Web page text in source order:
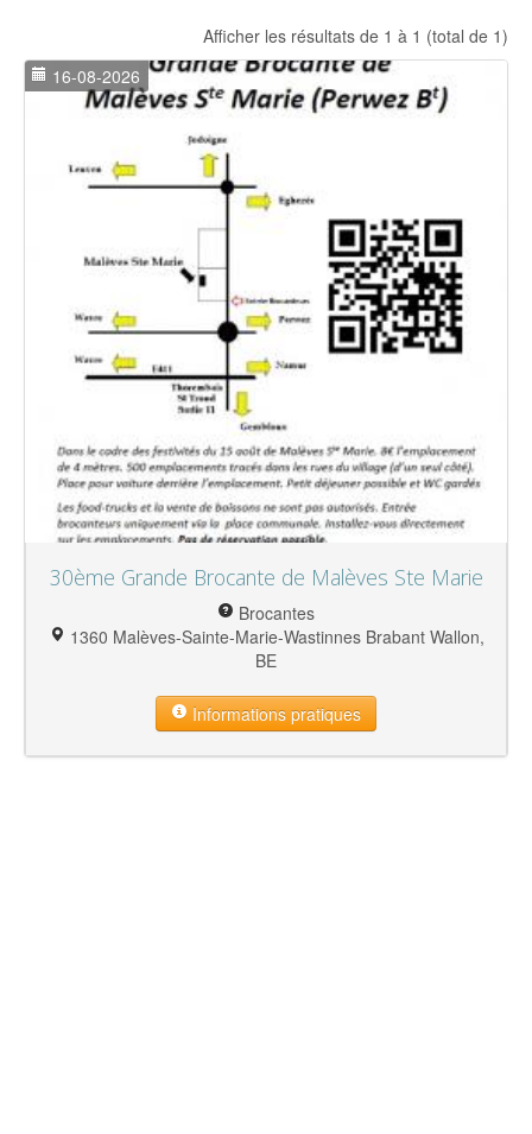
Afficher les résultats de 1 à 1 (total de 1)
16-08-2026
30ème Grande Brocante de Malèves Ste Marie
Brocantes
1360 Malèves-Sainte-Marie-Wastinnes Brabant Wallon,
BE
Informations pratiques